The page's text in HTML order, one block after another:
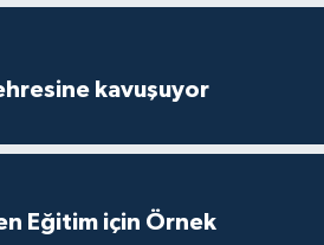
kavuşuyor
Eğitim için Örnek